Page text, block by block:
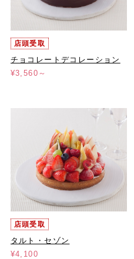
店頭受取
チョコレートデコレーション
¥3,560～
店頭受取
タルト・セゾン
¥4,100